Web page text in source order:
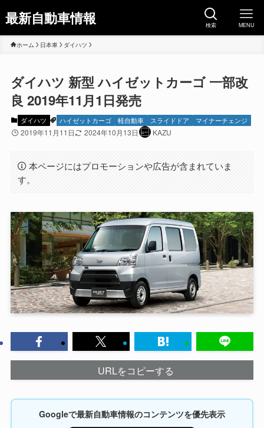
最新自動車情報 検索 MENU
ホーム 日本車 ダイハツ
ダイハツ 新型 ハイゼットカーゴ 一部改
良 2019年11月1日発売
ダイハツ ハイゼットカーゴ 軽自動車 スライドドア マイナーチェンジ
2019年11月11日 2024年10月13日 KAZU
本ページにはプロモーションや広告が含まれていま
す。
URLをコピーする
Googleで最新自動車情報のコンテンツを優先表示